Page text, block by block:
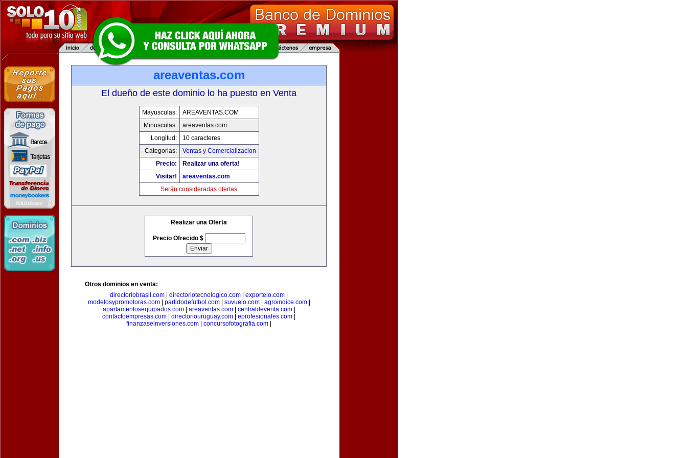
areaventas.com
El dueño de este dominio lo ha puesto en Venta
Mayusculas:
AREAVENTAS.COM
Minusculas:
areaventas.com
Longitud:
10 caracteres
Categorias:
Ventas y Comercializacion
Precio:
Realizar una oferta!
Visitar!
areaventas.com
Serán consideradas ofertas
Realizar una Oferta
Precio Ofrecido $
Otros dominios en venta:
directoriobrasil.com
directoriotecnologico.com exportelo.com
modelosypromotoras.com| partidodefutbol.com| suvuelo.com| agroindice.com|
apartamentosequipados.com| areaventas.com| centraldeventa.com|
contactoempresas.com
directoriouruguay.com eprofesionales.com
finanzaseinversiones.com
concursofotografia.com